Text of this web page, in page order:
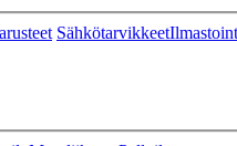
Sähkötarvikkeet